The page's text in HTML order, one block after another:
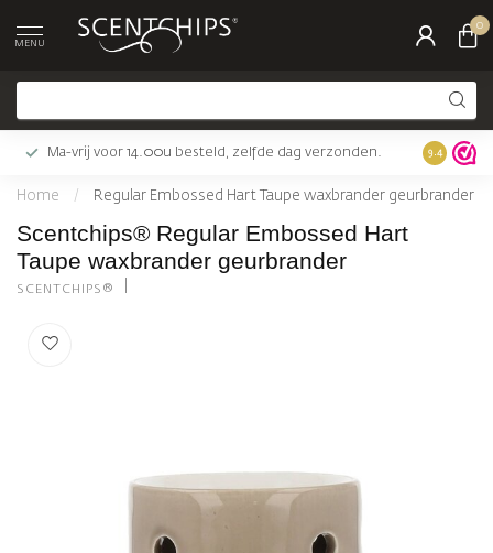
MENU
0
Ma-vrij voor 14.00u besteld, zelfde dag verzonden. Gratis
9.4
Home / Regular Embossed Hart Taupe waxbrander geurbrander
Scentchips® Regular Embossed Hart
Taupe waxbrander geurbrander
SCENTCHIPS®